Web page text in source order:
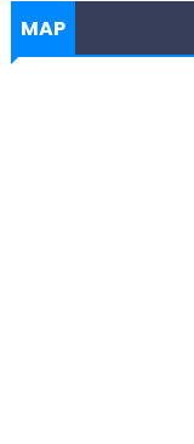
MAP